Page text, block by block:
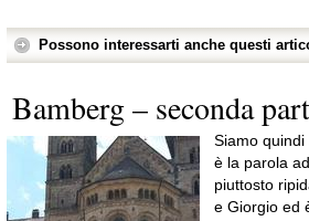
Possono interessarti anche questi
Bamberg – seconda
Siamo
è la parola
piuttosto
e Giorgio ed